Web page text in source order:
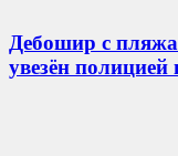
Дебошир с
увезён полицией